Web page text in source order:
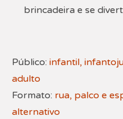
brincadeira e se
Público: infantil,
adulto
Formato: rua, palco e
alternativo